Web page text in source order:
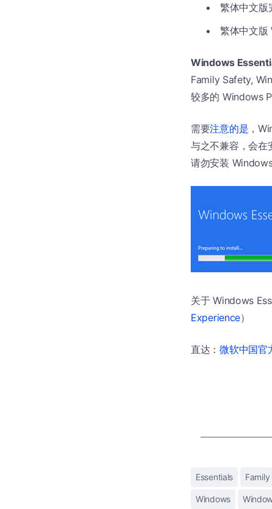
繁体中文版
繁体中文版
Windows
Family Safety,
较多的 Windows
需要注意的是 ，
与之不兼容，会在
请勿安装
关于 Windows
Experience）
直达：微软中国官
Essentials
Windows